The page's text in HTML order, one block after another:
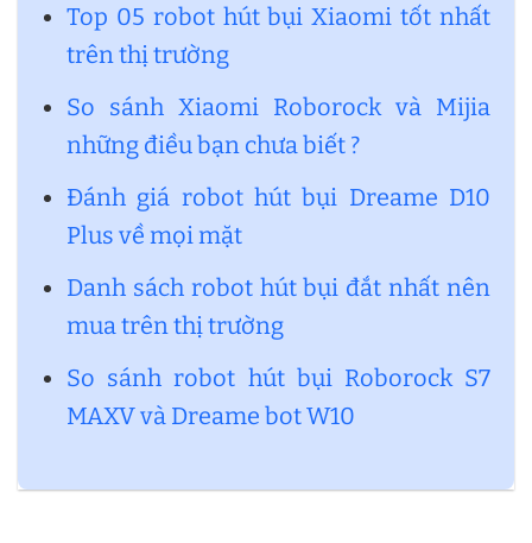
Top 05 robot hút bụi Xiaomi tốt nhất
trên thị trường
So sánh Xiaomi Roborock và Mijia
những điều bạn chưa biết ?
Đánh giá robot hút bụi Dreame D10
Plus về mọi mặt
Danh sách robot hút bụi đắt nhất nên
mua trên thị trường
So sánh robot hút bụi Roborock S7
MAXV và Dreame bot W10